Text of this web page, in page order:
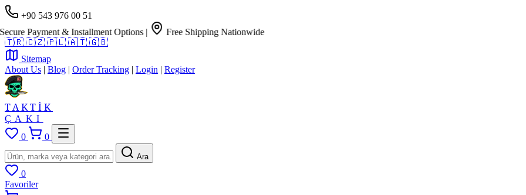
+90 543 976 00 51
Payment & Installment Options |
Free Shipping Nationwide
🇹🇷 🇨🇿 🇵🇱 🇦🇹 🇬🇧
Sitemap
About Us | Blog | Order Tracking | Login | Register
TAKTİK
ÇAKI
0
0
Ara
0
Favoriler